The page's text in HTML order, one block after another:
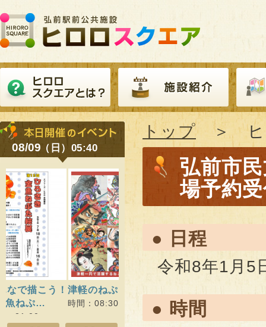
トップ＞ ヒ
弘前市
場予約
● 日程
令和8年1月5
● 時間
08/09（日）05:40
津軽のねぷた絵展
時間：08:30～21:00
ムWithりんご娘 最…
時間：09:00～21:00